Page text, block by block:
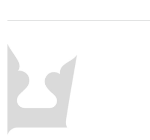
czytaj więcej o Odpowiedź na zapytanie z